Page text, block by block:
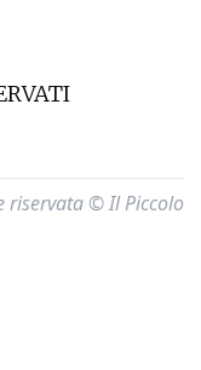
riservata © Il Piccolo